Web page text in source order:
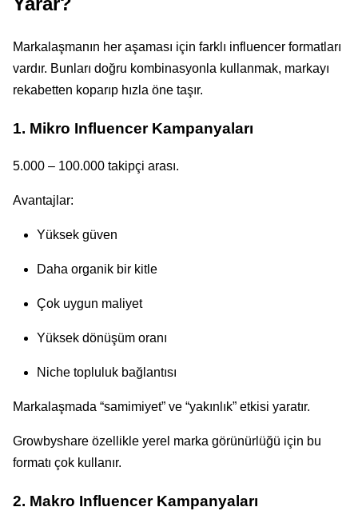
Markalaşmanın her aşaması için farklı influencer formatları
vardır. Bunları doğru kombinasyonla kullanmak, markayı
rekabetten koparıp hızla öne taşır.
1. Mikro Influencer Kampanyaları
5.000 – 100.000 takipçi arası.
Avantajlar:
Yüksek güven
Daha organik bir kitle
Çok uygun maliyet
Yüksek dönüşüm oranı
Niche topluluk bağlantısı
Markalaşmada “samimiyet” ve “yakınlık” etkisi yaratır.
Growbyshare özellikle yerel marka görünürlüğü için bu
formatı çok kullanır.
2. Makro Influencer Kampanyaları